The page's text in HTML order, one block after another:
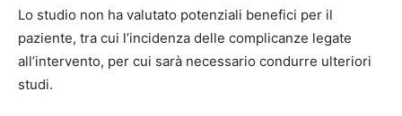
Lo studio non ha valutato potenziali benefici per il
paziente, tra cui l’incidenza delle complicanze legate
all’intervento, per cui sarà necessario condurre ulteriori
studi.